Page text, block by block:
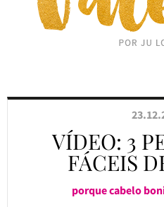
VÍDEO: 3
FÁCEIS
porque cabelo